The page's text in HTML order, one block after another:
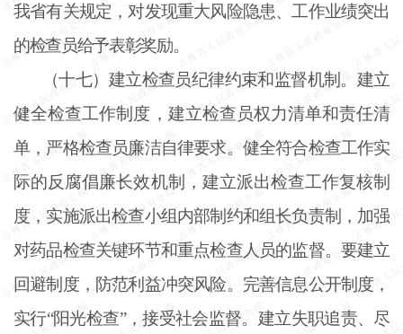
我省有关规定，对发现重大风险隐患、工作业绩突出
的检查员给予表彰奖励。
（十七）建立检查员纪律约束和监督机制。建立
健全检查工作制度，建立检查员权力清单和责任清
单，严格检查员廉洁自律要求。健全符合检查工作实
际的反腐倡廉长效机制，建立派出检查工作复核制
度，实施派出检查小组内部制约和组长负责制，加强
对药品检查关键环节和重点检查人员的监督。要建立
回避制度，防范利益冲突风险。完善信息公开制度，
实行“阳光检查”，接受社会监督。建立失职追责、尽